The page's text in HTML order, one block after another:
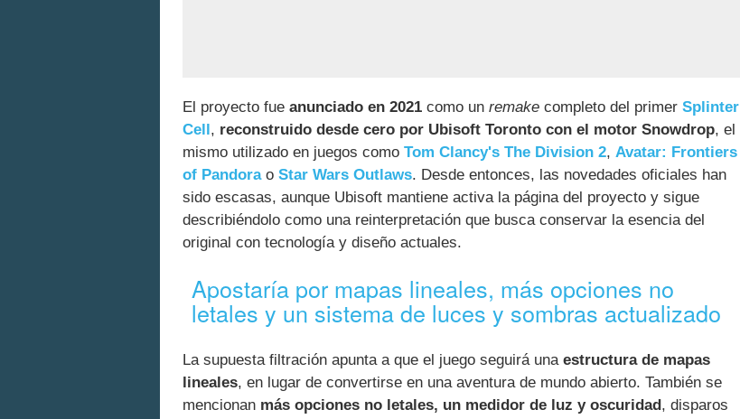
El proyecto fue anunciado en 2021 como un remake completo del primer Splinter
Cell , reconstruido desde cero por Ubisoft Toronto con el motor Snowdrop, el
mismo utilizado en juegos como Tom Clancy's The Division 2, Avatar: Frontiers
of Pandorao Star Wars Outlaws. Desde entonces, las novedades oficiales han
sido escasas, aunque Ubisoft mantiene activa la página del proyecto y sigue
describiéndolo como una reinterpretación que busca conservar la esencia del
original con tecnología y diseño actuales.
Apostaría por mapas lineales, más opciones no
letales y un sistema de luces y sombras actualizado
La supuesta filtración apunta a que el juego seguirá una estructura de mapas
lineales, en lugar de convertirse en una aventura de mundo abierto. También se
mencionan más opciones no letales, un medidor de luz y oscuridad, disparos